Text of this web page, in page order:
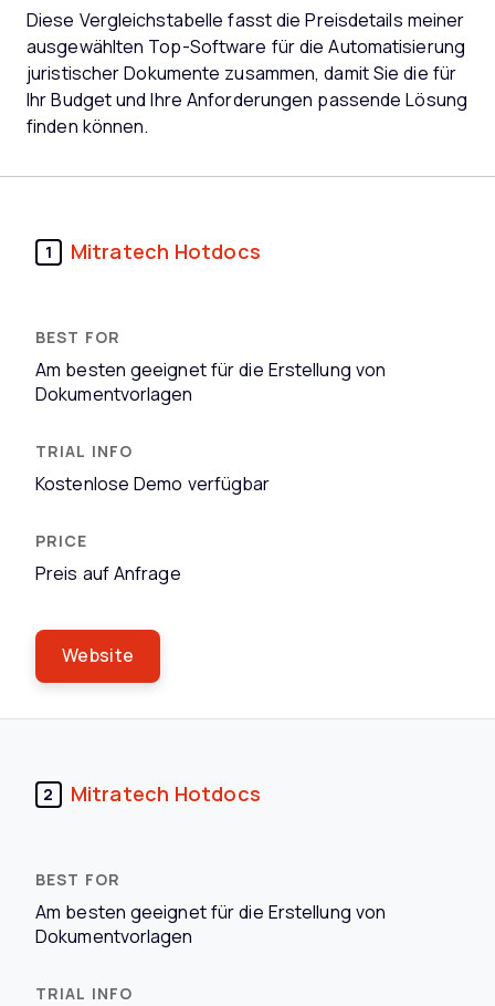
Diese Vergleichstabelle fasst die Preisdetails meiner
ausgewählten Top-Software für die Automatisierung
juristischer Dokumente zusammen, damit Sie die für
Ihr Budget und Ihre Anforderungen passende Lösung
finden können.
1 Mitratech Hotdocs
Am besten geeignet für die Erstellung von
Dokumentvorlagen
Kostenlose Demo verfügbar
Preis auf Anfrage
Website
2 Mitratech Hotdocs
Am besten geeignet für die Erstellung von
Dokumentvorlagen